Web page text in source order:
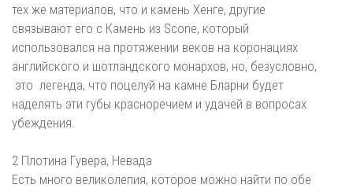
тех же материалов, что и камень Хенге, другие
связывают его с Камень из Scone, который
использовался на протяжении веков на коронациях
английского и шотландского монархов, но, безусловно,
это легенда, что поцелуй на камне Бларни будет
наделять эти губы красноречием и удачей в вопросах
убеждения.
2 Плотина Гувера, Невада
Есть много великолепия, которое можно найти по обе